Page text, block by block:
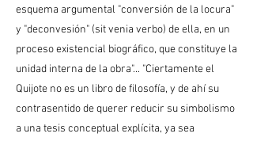
esquema argumental "conversión de la locura"
y "deconvesión" (sit venia verbo) de ella, en un
proceso existencial biográfico, que constituye la
unidad interna de la obra"... "Ciertamente el
Quijote no es un libro de filosofía, y de ahí su
contrasentido de querer reducir su simbolismo
a una tesis conceptual explícita, ya sea